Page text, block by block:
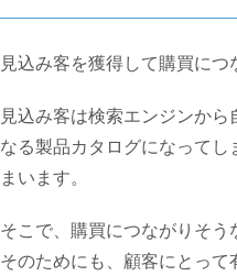
見込み客を獲得して購買に
見込み客は検索エンジンか
なる製品カタログになって
まいます。
そこで、購買につながりそう
そのためにも、顧客にとっ